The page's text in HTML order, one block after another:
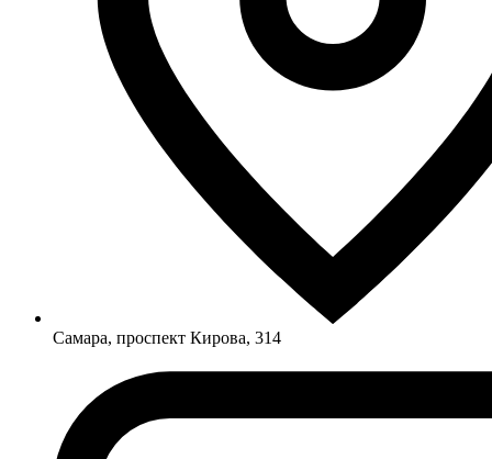
Самара, проспект Кирова, 314